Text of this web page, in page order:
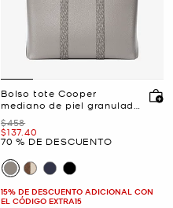
Bolso tote Cooper
mediano de piel granulada
con logotipo exclusivo
Era
$458
Ahora
$137.40
70 % DE DESCUENTO
15% DE DESCUENTO ADICIONAL CON
EL CÓDIGO EXTRA15